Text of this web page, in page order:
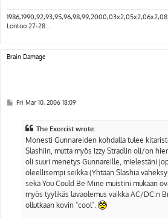
Lontoo 27-28...
Brain Damage
PFri Mar 10, 2006 18:09
The Exorcist wrote:
Monesti Gunnareiden kohdalla tulee
Slashiin, mutta myös Izzy Stradlin oli/on
oli suuri menetys Gunnareille, mielestäni
oleellisempi seikka (Yhtään Slashia
sekä You Could Be Mine muistini mukaan
myös tyylikäs lavaolemus vaikka AC/DC:n
ollutkaan kovin "cool".